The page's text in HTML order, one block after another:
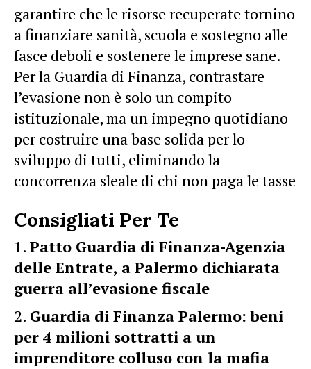
garantire che le risorse recuperate tornino
a finanziare sanità, scuola e sostegno alle
fasce deboli e sostenere le imprese sane.
Per la Guardia di Finanza, contrastare
l’evasione non è solo un compito
istituzionale, ma un impegno quotidiano
per costruire una base solida per lo
sviluppo di tutti, eliminando la
concorrenza sleale di chi non paga le tasse
Consigliati Per Te
Patto Guardia di Finanza-Agenzia
delle Entrate, a Palermo dichiarata
guerra all’evasione fiscale
Guardia di Finanza Palermo: beni
per 4 milioni sottratti a un
imprenditore colluso con la mafia